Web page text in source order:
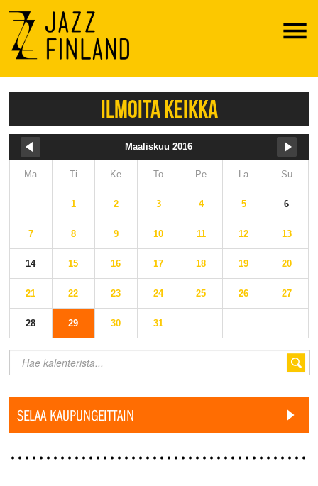
Menu
ILMOITA KEIKKA
Maaliskuu 2016
Ma Ti Ke To Pe La Su
1 2 3 4 5 6
7 8 9 10 11 12 13
14 15 16 17 18 19 20
21 22 23 24 25 26 27
28 29 30 31
SELAA KAUPUNGEITTAIN